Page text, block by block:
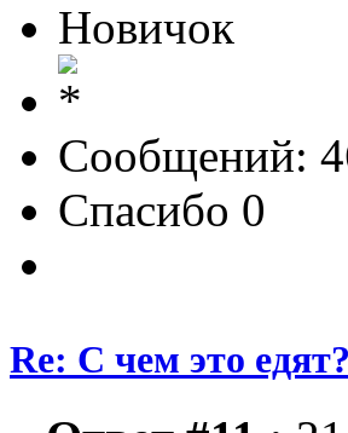
Новичок
Сообщений:
Спасибо 0
Re: С чем это едят?